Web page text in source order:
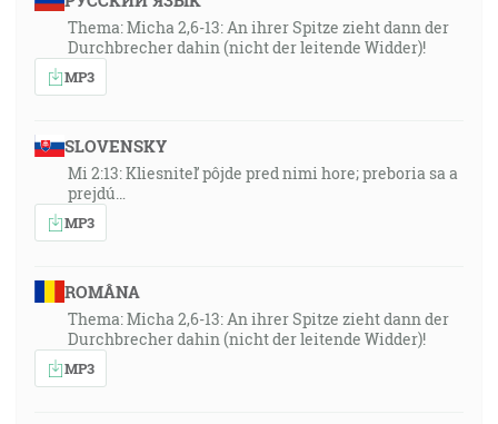
Thema: Micha 2,6-13: An ihrer Spitze zieht dann der
Durchbrecher dahin (nicht der leitende Widder)!
MP3
SLOVENSKY
Mi 2:13: Kliesniteľ pôjde pred nimi hore; preboria sa a
prejdú…
MP3
ROMÂNA
Thema: Micha 2,6-13: An ihrer Spitze zieht dann der
Durchbrecher dahin (nicht der leitende Widder)!
MP3